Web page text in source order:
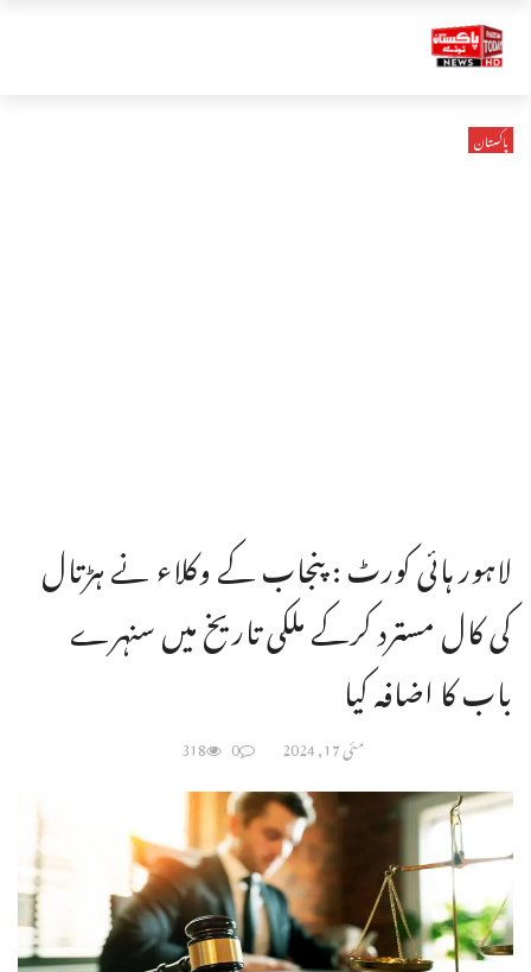
پاکستان
لاہور ہائی کورٹ : پنجاب کے وکلاء نے ہڑتال
کی کال مسترد کرکے ملکی تاریخ میں سنہرے
باب کا اضافہ کیا
مئی 17, 2024 0
318